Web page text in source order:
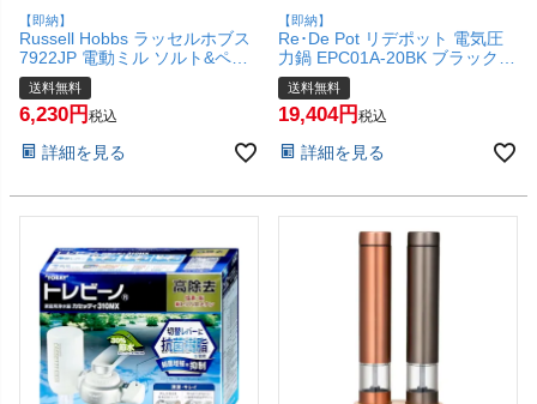
【即納】
Russell Hobbs ラッセルホブス
7922JP 電動ミル ソルト&ペッ
パー 2本セット【ペッパーミル
ソルトミル ステンレス コード
レス】【宅配便送料無料】
送料無料
6,230 税込
詳細を見る
【即納】
Re･De Pot リデポット 電気圧
力鍋 EPC01A-20BK ブラック
2L 4合【 圧力調理 低温調理 炊
飯 時短】【宅配便送料無料】
(1216690)
送料無料
19,404 税込
詳細を見る